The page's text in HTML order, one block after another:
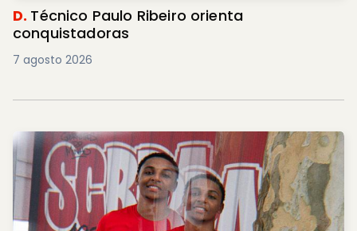
D. Técnico Paulo Ribeiro orienta
conquistadoras
7 agosto 2026